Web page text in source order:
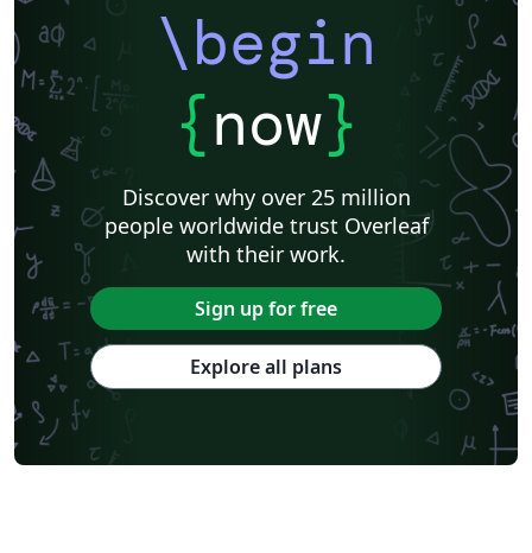
\begin
{now}
Discover why over 25 million
people worldwide trust Overleaf
with their work.
Sign up for free
Explore all plans